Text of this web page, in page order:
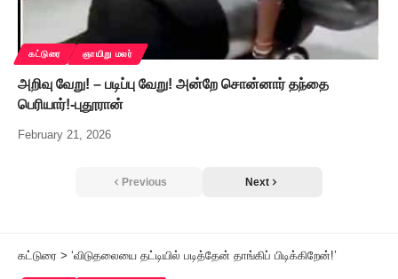
கட்டுரை ஞாயிறு மலர்
அறிவு வேறு! – படிப்பு வேறு! அன்றே சொன்னார் தந்தை
பெரியார்!-புதூரான்
February 21, 2026
Previous Next
கட்டுரை > ‘விடுதலையை தட்டியில் படித்தேன் தாங்கிப் பிடிக்கிறேன்!’